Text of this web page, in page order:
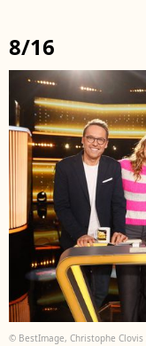
8/16
© BestImage, Christophe